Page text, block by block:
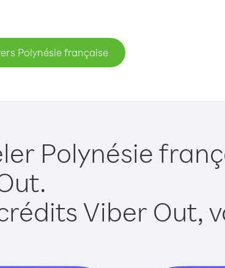
Polynésie française
Polynésie
Viber Out,